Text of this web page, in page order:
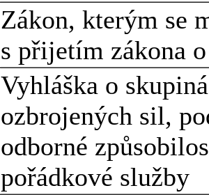
Zákon, kterým se
s přijetím zákona
Vyhláška o
ozbrojených sil,
odborné
pořádkové služby